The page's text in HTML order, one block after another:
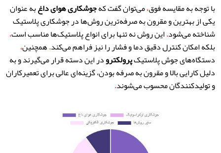
با توجه به مقایسه فوق،می‌توان گفت کهجوشکاری هوای داغبه عنوان
یکی از بهترین و مقرون به صرفه‌ترین روش‌ها در جوشکاری پلاستیک
شناخته می‌شود.این روش نه تنها برای انواع پلاستیک‌ها مناسب است،
بلکه امکان کنترل دقیق دما و فشار را نیز فراهم می‌کند.همچنین،
دستگاه‌های جوش پلاستیکپرولکترودر این دسته قرار می‌گیرند و به
دلیل کارایی بالا و مقرون به صرفه بودن، گزینه‌ای عالی برای تعمیرکاران
و تولیدکنندگان محسوب می‌شوند.